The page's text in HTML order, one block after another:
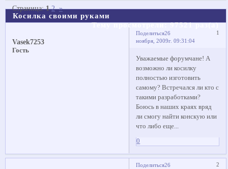
Косилка своими руками
Тему просмотрели:97521раз(а)
Страница:1 2 »
Поделиться 1
26
ноября, 2009г. 09:31:04
Vasek7253
Гость
Уважаемые форумчане! А
возможно ли косилку
полностью изготовить
самому? Встречался ли кто с
такими разработками?
Боюсь в наших краях вряд
ли смогу найти конскую или
что либо еще...
0
Поделиться 2
26